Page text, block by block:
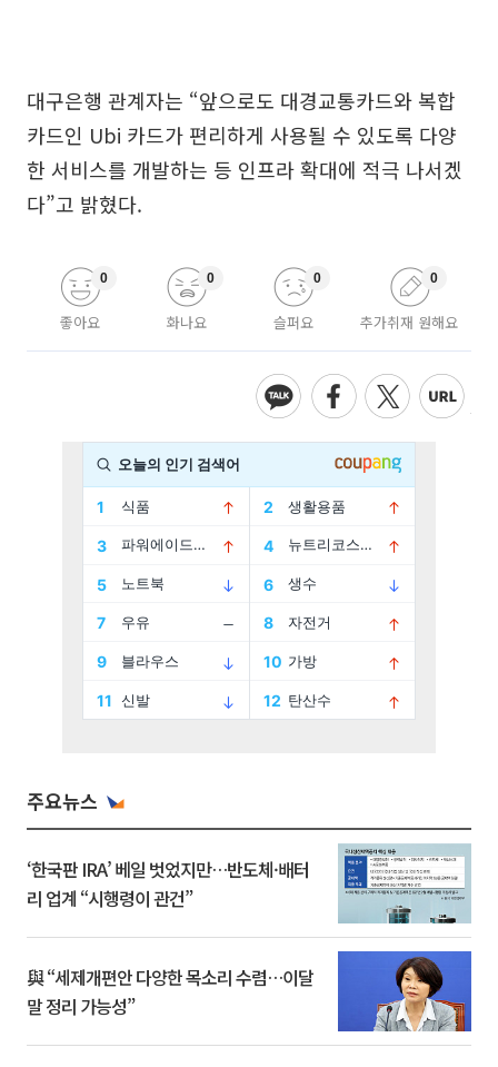
대구은행 관계자는 “앞으로도 대경교통카드와 복합
카드인 Ubi 카드가 편리하게 사용될 수 있도록 다양
한 서비스를 개발하는 등 인프라 확대에 적극 나서겠
다”고 밝혔다.
좋아요
0
화나요
0
슬퍼요
0
추가취재 원해요
0
주요뉴스
‘한국판 IRA’ 베일 벗었지만…반도체·배터
리 업계 “시행령이 관건”
與 “세제개편안 다양한 목소리 수렴…이달
말 정리 가능성”